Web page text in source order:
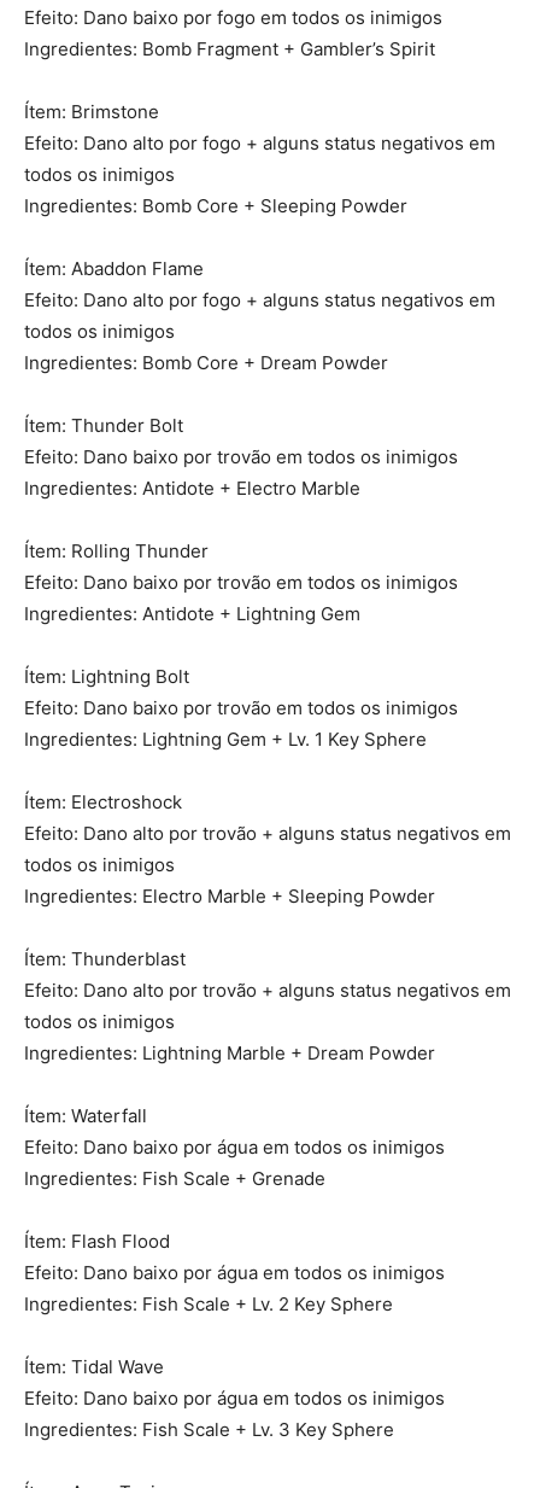
Efeito: Dano baixo por fogo em todos os inimigos
Ingredientes: Bomb Fragment + Gambler’s Spirit
Ítem: Brimstone
Efeito: Dano alto por fogo + alguns status negativos em
todos os inimigos
Ingredientes: Bomb Core + Sleeping Powder
Ítem: Abaddon Flame
Efeito: Dano alto por fogo + alguns status negativos em
todos os inimigos
Ingredientes: Bomb Core + Dream Powder
Ítem: Thunder Bolt
Efeito: Dano baixo por trovão em todos os inimigos
Ingredientes: Antidote + Electro Marble
Ítem: Rolling Thunder
Efeito: Dano baixo por trovão em todos os inimigos
Ingredientes: Antidote + Lightning Gem
Ítem: Lightning Bolt
Efeito: Dano baixo por trovão em todos os inimigos
Ingredientes: Lightning Gem + Lv. 1 Key Sphere
Ítem: Electroshock
Efeito: Dano alto por trovão + alguns status negativos em
todos os inimigos
Ingredientes: Electro Marble + Sleeping Powder
Ítem: Thunderblast
Efeito: Dano alto por trovão + alguns status negativos em
todos os inimigos
Ingredientes: Lightning Marble + Dream Powder
Ítem: Waterfall
Efeito: Dano baixo por água em todos os inimigos
Ingredientes: Fish Scale + Grenade
Ítem: Flash Flood
Efeito: Dano baixo por água em todos os inimigos
Ingredientes: Fish Scale + Lv. 2 Key Sphere
Ítem: Tidal Wave
Efeito: Dano baixo por água em todos os inimigos
Ingredientes: Fish Scale + Lv. 3 Key Sphere